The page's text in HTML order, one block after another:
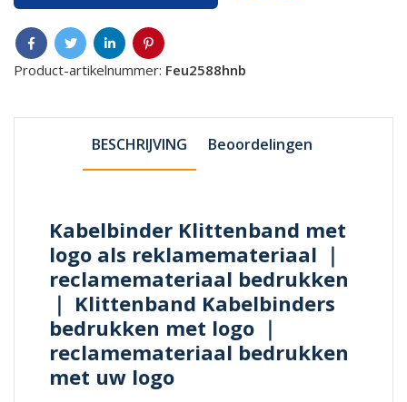
Product-artikelnummer: Feu2588hnb
BESCHRIJVING Beoordelingen
Kabelbinder Klittenband met
logo als reklamemateriaal ｜
reclamemateriaal bedrukken
｜ Klittenband Kabelbinders
bedrukken met logo ｜
reclamemateriaal bedrukken
met uw logo